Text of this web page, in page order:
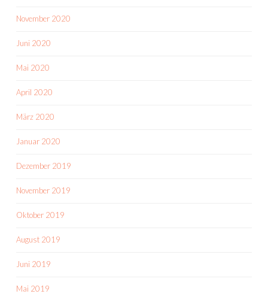
November 2020
Juni 2020
Mai 2020
April 2020
März 2020
Januar 2020
Dezember 2019
November 2019
Oktober 2019
August 2019
Juni 2019
Mai 2019